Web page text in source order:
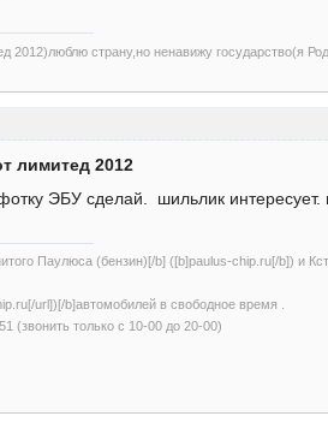
2012)люблю страну,но ненавижу государство(я
лимитед 2012
ЭБУ сделай. шильлик
Паулюса (бензин)[/b] ([b]paulus-chip.ru[/b]) и
url])[/b]автомобилей в свободное время .
(звонить только с 10-00 до 20-00)